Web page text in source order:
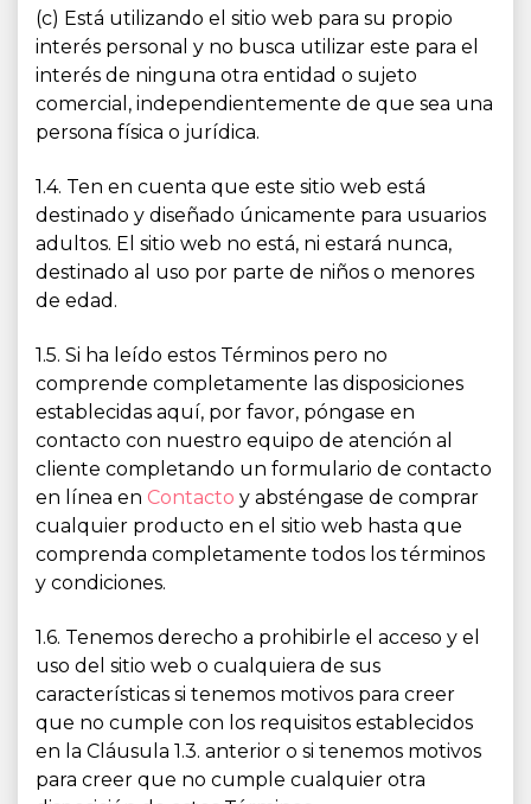
(c) Está utilizando el sitio web para su propio
interés personal y no busca utilizar este para el
interés de ninguna otra entidad o sujeto
comercial, independientemente de que sea una
persona física o jurídica.
1.4. Ten en cuenta que este sitio web está
destinado y diseñado únicamente para usuarios
adultos. El sitio web no está, ni estará nunca,
destinado al uso por parte de niños o menores
de edad.
1.5. Si ha leído estos Términos pero no
comprende completamente las disposiciones
establecidas aquí, por favor, póngase en
contacto con nuestro equipo de atención al
cliente completando un formulario de contacto
en línea en Contacto y absténgase de comprar
cualquier producto en el sitio web hasta que
comprenda completamente todos los términos
y condiciones.
1.6. Tenemos derecho a prohibirle el acceso y el
uso del sitio web o cualquiera de sus
características si tenemos motivos para creer
que no cumple con los requisitos establecidos
en la Cláusula 1.3. anterior o si tenemos motivos
para creer que no cumple cualquier otra